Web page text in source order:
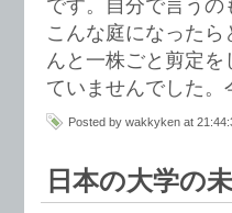
です。自分で言う
こんな庭になった
んと一株ごと剪定
ていませんでした。
Posted by wakkyken at
日本の大学の